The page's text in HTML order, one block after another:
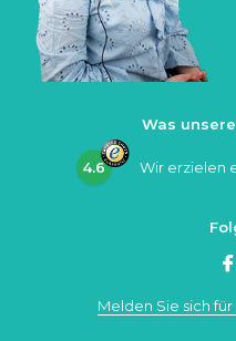
Was
4.6 Wir erzielen
Melden Sie sich